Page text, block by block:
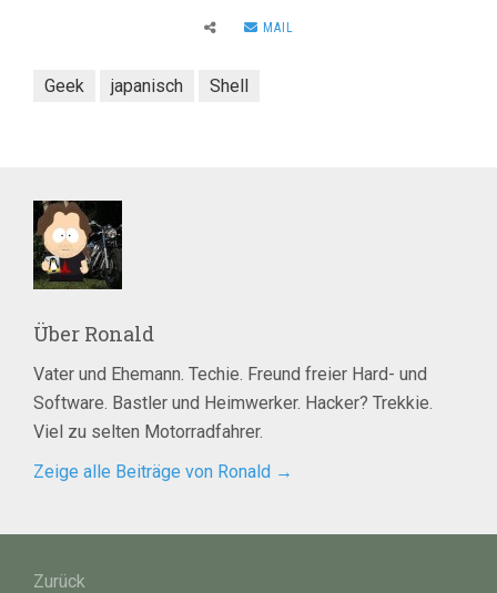
MAIL
Geek japanisch Shell
Über Ronald
Vater und Ehemann. Techie. Freund freier Hard- und
Software. Bastler und Heimwerker. Hacker? Trekkie.
Viel zu selten Motorradfahrer.
Zeige alle Beiträge von Ronald →
Zurück